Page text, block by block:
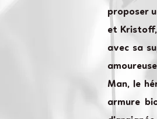
proposer
et Kristoff,
avec sa
Man, le
armure